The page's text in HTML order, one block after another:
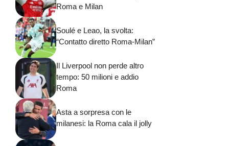
Roma e Milan
Soulé e Leao, la svolta:
“Contatto diretto Roma-Milan”
Il Liverpool non perde altro
tempo: 50 milioni e addio
Roma
Asta a sorpresa con le
milanesi: la Roma cala il jolly